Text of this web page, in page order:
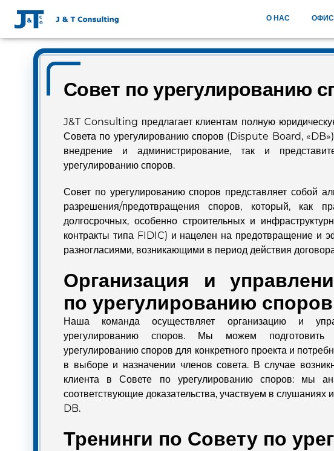
О НАС
Совет по урегулированию
J&T Consulting предлагает клиентам полную
Совета по урегулированию споров (Dispute Board,
внедрение и администрирование, так и
урегулированию споров.
Совет по урегулированию споров представляет собой
разрешения/предотвращения споров, который, как
долгосрочных, особенно строительных и
контракты типа FIDIC) и нацелен на предотвращение и
разногласиями, возникающими в период действия
Организация и
по урегулированию споров
Наша команда осуществляет организацию и
урегулированию споров. Мы можем
урегулированию споров для конкретного проекта и
в выборе и назначении членов совета. В случае
клиента в Совете по урегулированию споров: мы
соответствующие доказательства, участвуем в
DB.
Тренинги по Совету по